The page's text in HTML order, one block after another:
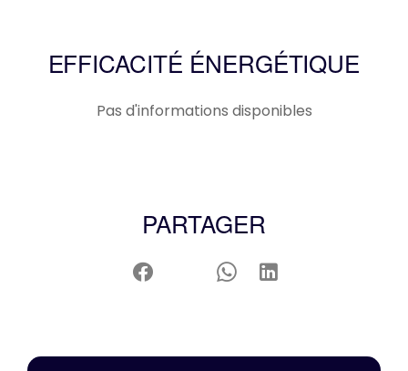
EFFICACITÉ ÉNERGÉTIQUE
Pas d'informations disponibles
PARTAGER